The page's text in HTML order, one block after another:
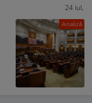
Analiză
24 iul.